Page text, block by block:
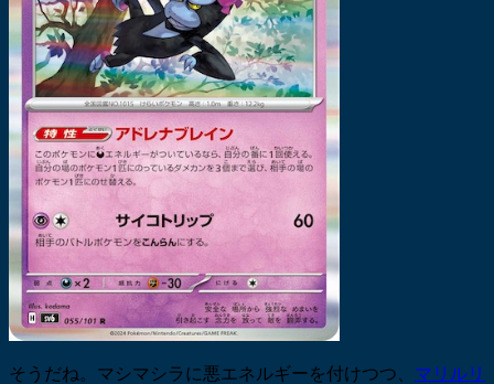
そうだね。マシマシラに悪エネルギーを付けつつ、 マリルリ